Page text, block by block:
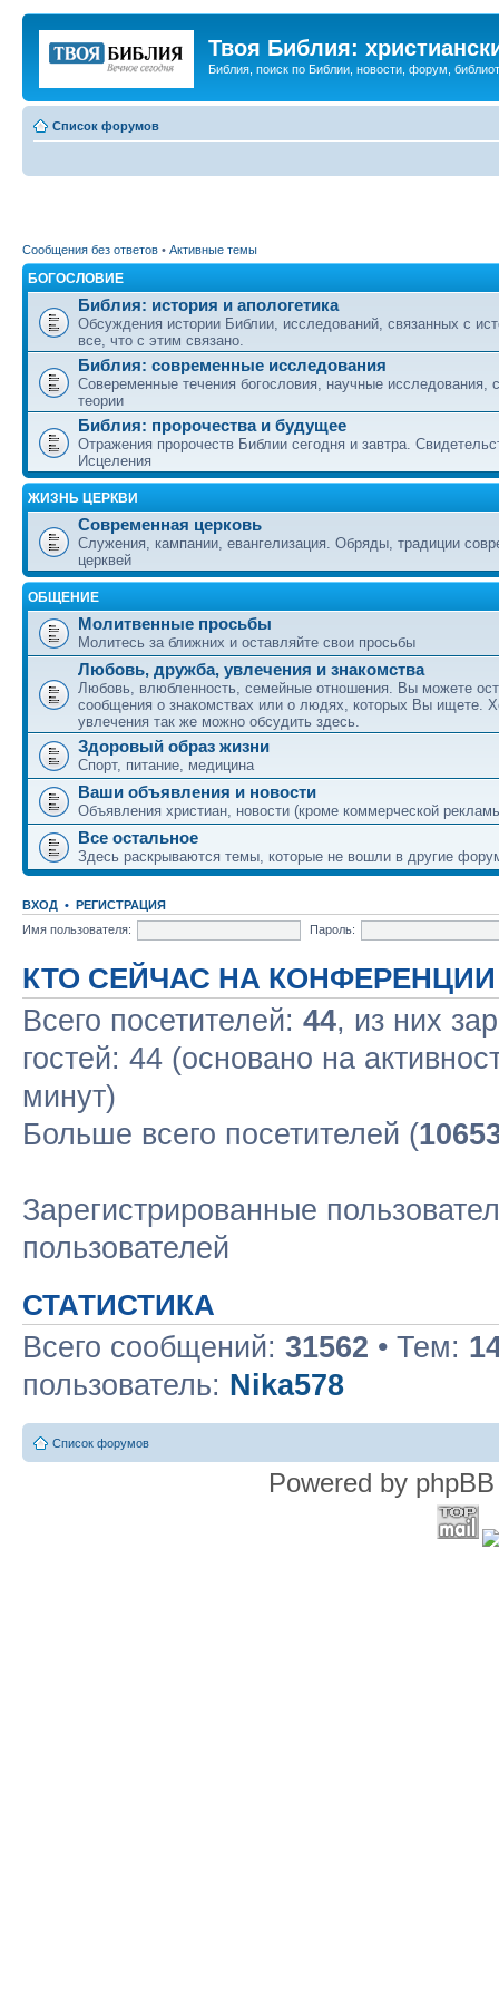
Твоя Библия:
Библия, поиск по Библии, новости, форум,
Список форумов
Сообщения без ответов • Активные темы
БОГОСЛОВИЕ
Библия: история и апологетика
Обсуждения истории Библии, исследований, связанных с
все, что с этим связано.
Библия: современные исследования
Совеременные течения богословия, научные исследования,
теории
Библия: пророчества и будущее
Отражения пророчеств Библии сегодня и завтра.
Исцеления
ЖИЗНЬ ЦЕРКВИ
Современная церковь
Служения, кампании, евангелизация. Обряды, традиции
церквей
ОБЩЕНИЕ
Молитвенные просьбы
Молитесь за ближних и оставляйте свои просьбы
Любовь, дружба, увлечения и знакомства
Любовь, влюбленность, семейные отношения. Вы можете
сообщения о знакомствах или о людях, которых Вы ищете.
увлечения так же можно обсудить здесь.
Здоровый образ жизни
Спорт, питание, медицина
Ваши объявления и новости
Объявления христиан, новости (кроме коммерческой
Все остальное
Здесь раскрываются темы, которые не вошли в другие
ВХОД • РЕГИСТРАЦИЯ
Имя пользователя:
Пароль:
КТО СЕЙЧАС НА КОНФЕРЕНЦИИ
Всего посетителей: 44, из них
гостей: 44 (основано на
минут)
Больше всего посетителей (
Зарегистрированные
пользователей
СТАТИСТИКА
Всего сообщений: 31562 • Тем:
пользователь: Nika578
Список форумов
Powered by